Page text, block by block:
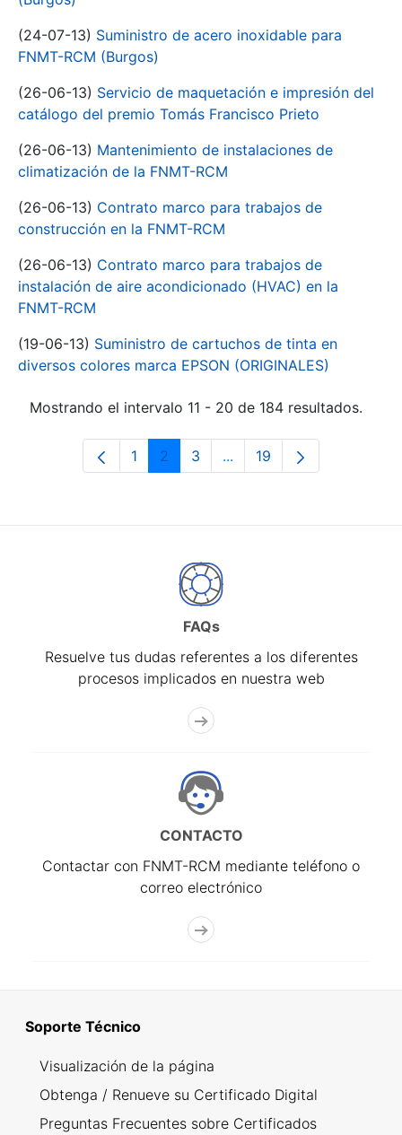
(24-07-13) Suministro de acero inoxidable para
FNMT-RCM (Burgos)
(26-06-13) Servicio de maquetación e impresión del
catálogo del premio Tomás Francisco Prieto
(26-06-13) Mantenimiento de instalaciones de
climatización de la FNMT-RCM
(26-06-13) Contrato marco para trabajos de
construcción en la FNMT-RCM
(26-06-13) Contrato marco para trabajos de
instalación de aire acondicionado (HVAC) en la
FNMT-RCM
(19-06-13) Suministro de cartuchos de tinta en
diversos colores marca EPSON (ORIGINALES)
Mostrando el intervalo 11 - 20 de 184 resultados.
Página
1 Página
2 Página
3 ...Páginas intermedias Use
Página
19
FAQs
Resuelve tus dudas referentes a los diferentes
procesos implicados en nuestra web
CONTACTO
Contactar con FNMT-RCM mediante teléfono o
correo electrónico
Soporte Técnico
Visualización de la página
Obtenga / Renueve su Certificado Digital
Preguntas Frecuentes sobre Certificados